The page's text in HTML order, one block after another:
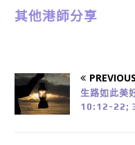
其他港師分享
PREVIOUS
生路如此美
10:12-22;